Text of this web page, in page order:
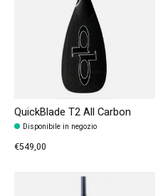
QuickBlade T2 All Carbon
Disponibile in negozio
€549,00